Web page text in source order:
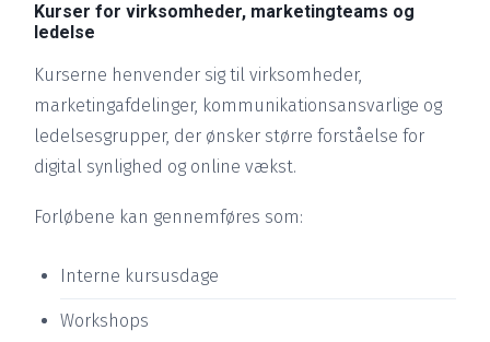
Kurser for virksomheder, marketingteams og
ledelse
Kurserne henvender sig til virksomheder,
marketingafdelinger, kommunikationsansvarlige og
ledelsesgrupper, der ønsker større forståelse for
digital synlighed og online vækst.
Forløbene kan gennemføres som:
Interne kursusdage
Workshops